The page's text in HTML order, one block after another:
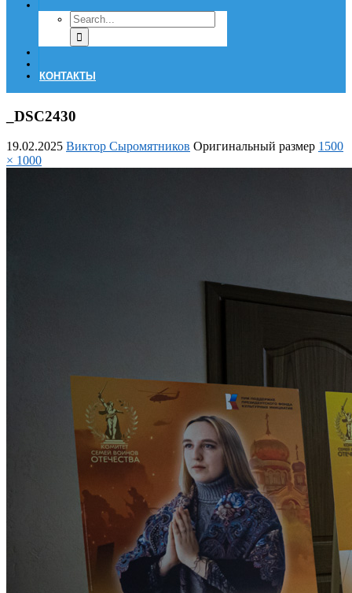
КОНТАКТЫ
_DSC2430
19.02.2025 Виктор Сыромятников Оригинальный размер 1500
× 1000